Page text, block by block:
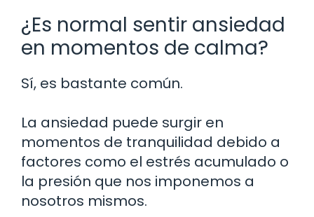
¿Es normal sentir ansiedad
en momentos de calma?
Sí, es bastante común.
La ansiedad puede surgir en
momentos de tranquilidad debido a
factores como el estrés acumulado o
la presión que nos imponemos a
nosotros mismos.